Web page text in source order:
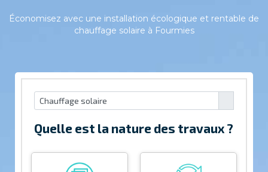
Économisez avec une installation écologique et rentable de
chauffage solaire à Fourmies